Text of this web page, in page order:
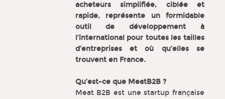
acheteurs simplifiée, ciblée et
rapide, représente un formidable
outil de développement à
l’international pour toutes les tailles
d’entreprises et où qu’elles se
trouvent en France.
Qu’est-ce que MeatB2B ?
Meat B2B est une startup française